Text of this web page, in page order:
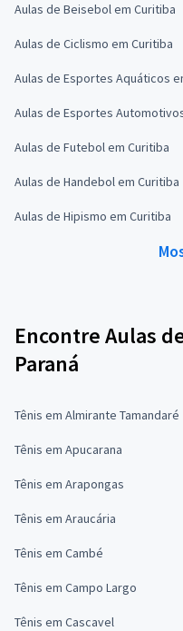
Aulas de Beisebol em Curitiba
Aulas de Ciclismo em Curitiba
Aulas de Esportes Aquáticos
Aulas de Esportes
Aulas de Futebol em Curitiba
Aulas de Handebol em Curitiba
Aulas de Hipismo em Curitiba
Encontre Aulas
Paraná
Tênis em Almirante Tamandaré
Tênis em Apucarana
Tênis em Arapongas
Tênis em Araucária
Tênis em Cambé
Tênis em Campo Largo
Tênis em Cascavel